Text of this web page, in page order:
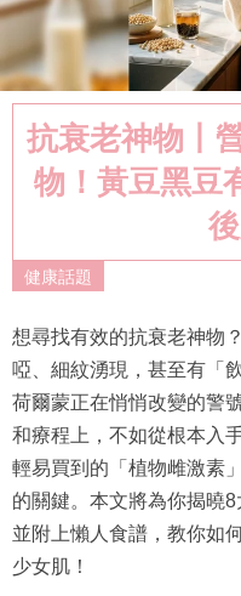
抗衰老神物丨
物！黃豆黑豆
健康話題
想尋找有效的抗衰老神物
啞、細紋湧現，甚至有「
荷爾蒙正在悄悄改變的警
和療程上，不如從根本入
輕易買到的「植物雌激素
的關鍵。本文將為你揭曉
並附上懶人食譜，教你如
少女肌！